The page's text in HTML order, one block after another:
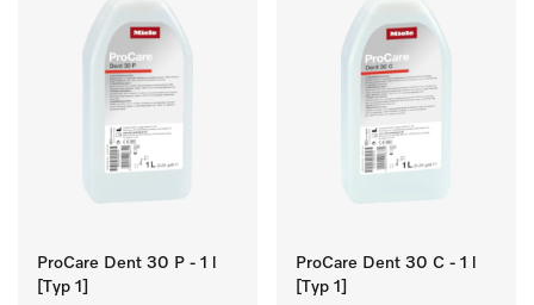
ProCare Dent 30 P - 1 l
[Typ 1]
ProCare Dent 30 C - 1 l
[Typ 1]